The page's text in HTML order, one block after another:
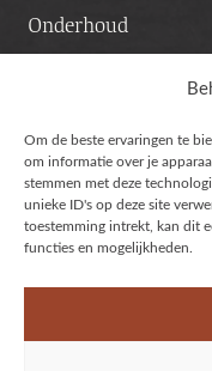
Om de beste ervaringen te
om informatie over je
stemmen met deze
unieke ID's op deze site
toestemming intrekt, kan dit
functies en mogelijkheden.
Onderhoud
UNIEKE STIJLVOLLE
Stalen poorten
Houten poorten
Cortenstaal poorten